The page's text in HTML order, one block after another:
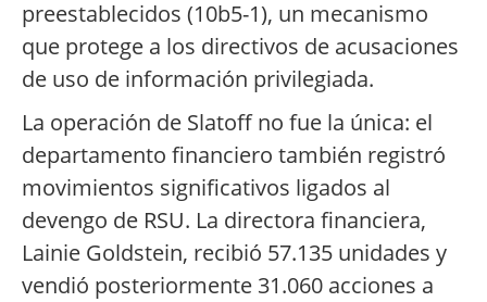
preestablecidos (10b5-1), un mecanismo
que protege a los directivos de acusaciones
de uso de información privilegiada.
La operación de Slatoff no fue la única: el
departamento financiero también registró
movimientos significativos ligados al
devengo de RSU. La directora financiera,
Lainie Goldstein, recibió 57.135 unidades y
vendió posteriormente 31.060 acciones a